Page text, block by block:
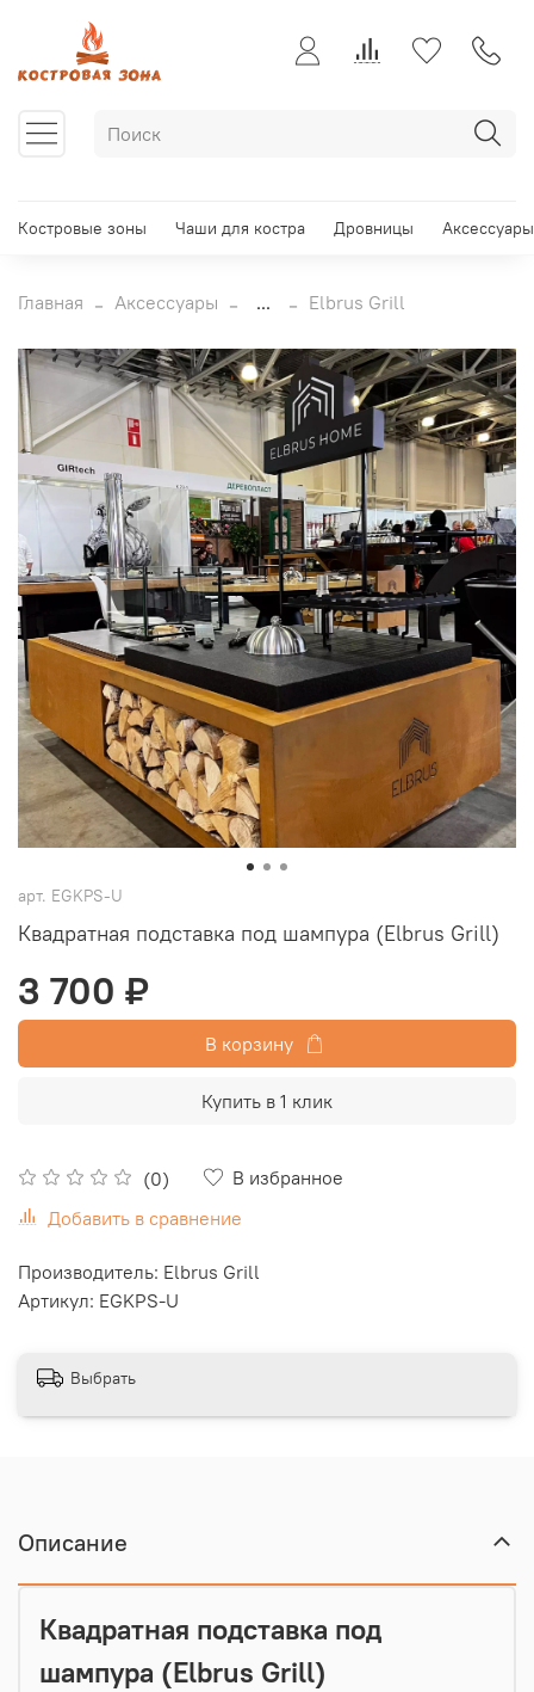
Костровые зоны Чаши для костра Дровницы Аксессуары
Главная Аксессуары ... Elbrus Grill
арт. EGKPS-U
Квадратная подставка под шампура (Elbrus Grill)
(0)
В избранное
Добавить в сравнение
3 700 ₽
В корзину
Купить в 1 клик
Производитель: Elbrus Grill
Артикул: EGKPS-U
Выбрать
Описание
Квадратная подставка под
шампура (Elbrus Grill)